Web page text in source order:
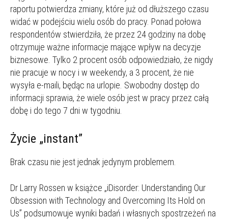
raportu potwierdza zmiany, które już od dłuższego czasu
widać w podejściu wielu osób do pracy. Ponad połowa
respondentów stwierdziła, że przez 24 godziny na dobę
otrzymuje ważne informacje mające wpływ na decyzje
biznesowe. Tylko 2 procent osób odpowiedziało, że nigdy
nie pracuje w nocy i w weekendy, a 3 procent, że nie
wysyła e-maili, będąc na urlopie. Swobodny dostęp do
informacji sprawia, że wiele osób jest w pracy przez całą
dobę i do tego 7 dni w tygodniu.
Życie „instant”
Brak czasu nie jest jednak jedynym problemem.
Dr Larry Rossen w książce „iDisorder: Understanding Our
Obsession with Technology and Overcoming Its Hold on
Us” podsumowuje wyniki badań i własnych spostrzeżeń na